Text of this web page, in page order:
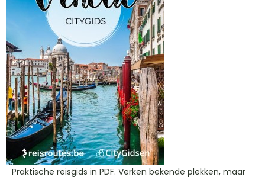
Praktische reisgids in PDF. Verken bekende plekken, maar